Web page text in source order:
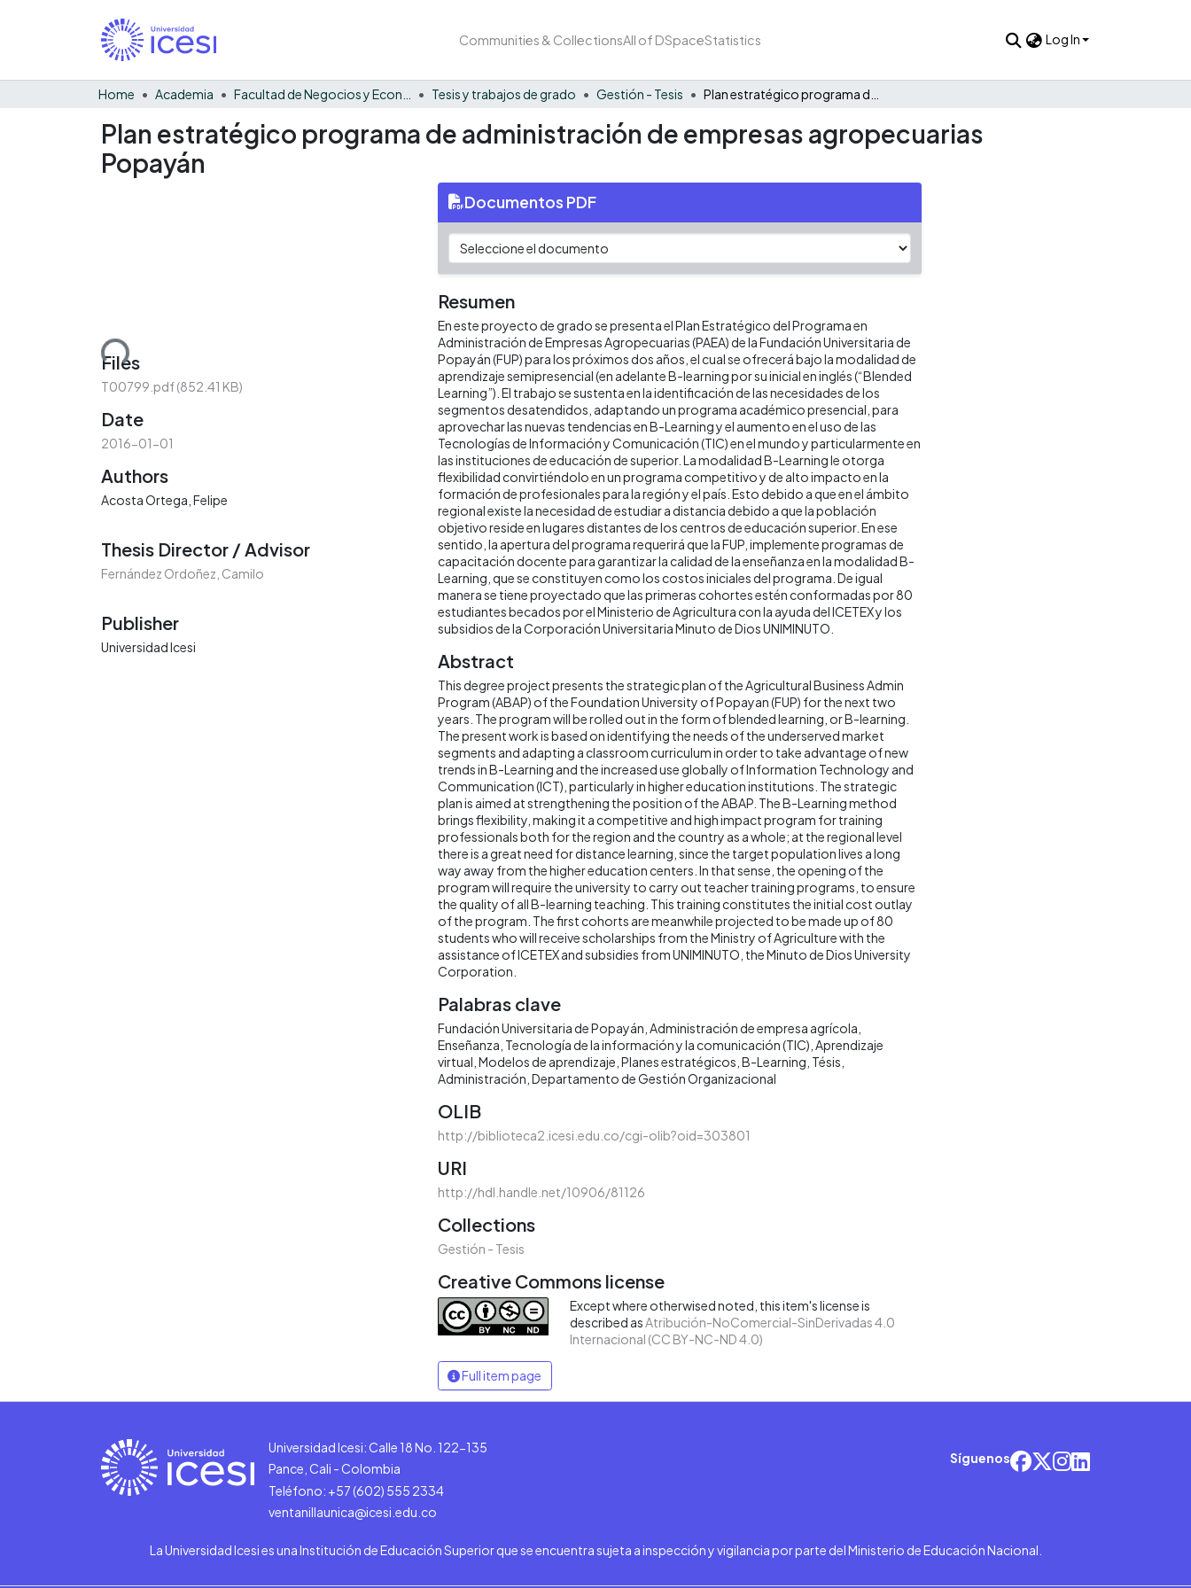
Communities & CollectionsAll of DSpaceStatistics Log In
Home Academia Tesis y trabajos de grado Gestión - Tesis
Plan estratégico programa de administración de empresas agropecuarias
Popayán
Loading...
Files
T00799.pdf(852.41 KB)
Date
2016-01-01
Authors
Acosta Ortega, Felipe
Thesis Director / Advisor
Fernández Ordoñez, Camilo
Publisher
Universidad Icesi
Documentos PDF
Resumen
En este proyecto de grado se presenta el Plan Estratégico del Programa en
Administración de Empresas Agropecuarias (PAEA) de la Fundación Universitaria de
Popayán (FUP) para los próximos dos años, el cual se ofrecerá bajo la modalidad de
aprendizaje semipresencial (en adelante B-learning por su inicial en inglés (“Blended
Learning”). El trabajo se sustenta en la identificación de las necesidades de los
segmentos desatendidos, adaptando un programa académico presencial, para
aprovechar las nuevas tendencias en B-Learning y el aumento en el uso de las
Tecnologías de Información y Comunicación (TIC) en el mundo y particularmente en
las instituciones de educación de superior. La modalidad B-Learning le otorga
flexibilidad convirtiéndolo en un programa competitivo y de alto impacto en la
formación de profesionales para la región y el país. Esto debido a que en el ámbito
regional existe la necesidad de estudiar a distancia debido a que la población
objetivo reside en lugares distantes de los centros de educación superior. En ese
sentido, la apertura del programa requerirá que la FUP, implemente programas de
capacitación docente para garantizar la calidad de la enseñanza en la modalidad B-
Learning, que se constituyen como los costos iniciales del programa. De igual
manera se tiene proyectado que las primeras cohortes estén conformadas por 80
estudiantes becados por el Ministerio de Agricultura con la ayuda del ICETEX y los
subsidios de la Corporación Universitaria Minuto de Dios UNIMINUTO.
Abstract
This degree project presents the strategic plan of the Agricultural Business Admin
Program (ABAP) of the Foundation University of Popayan (FUP) for the next two
years. The program will be rolled out in the form of blended learning, or B-learning.
The present work is based on identifying the needs of the underserved market
segments and adapting a classroom curriculum in order to take advantage of new
trends in B-Learning and the increased use globally of Information Technology and
Communication (ICT), particularly in higher education institutions. The strategic
plan is aimed at strengthening the position of the ABAP. The B-Learning method
brings flexibility, making it a competitive and high impact program for training
professionals both for the region and the country as a whole; at the regional level
there is a great need for distance learning, since the target population lives a long
way away from the higher education centers. In that sense, the opening of the
program will require the university to carry out teacher training programs, to ensure
the quality of all B-learning teaching. This training constitutes the initial cost outlay
of the program. The first cohorts are meanwhile projected to be made up of 80
students who will receive scholarships from the Ministry of Agriculture with the
assistance of ICETEX and subsidies from UNIMINUTO, the Minuto de Dios University
Corporation.
Palabras clave
Fundación Universitaria de Popayán Administración de empresa agrícola
Enseñanza Tecnología de la información y la comunicación (TIC) Aprendizaje
virtual Modelos de aprendizaje Planes estratégicos B-Learning Tésis
Administración Departamento de Gestión Organizacional
OLIB
http://biblioteca2.icesi.edu.co/cgi-olib?oid=303801
URI
http://hdl.handle.net/10906/81126
Collections
Gestión - Tesis
Creative Commons license
Except where otherwised noted, this item's license is
described as Atribución-NoComercial-SinDerivadas 4.0
Internacional (CC BY-NC-ND 4.0)
Full item page
Universidad Icesi: Calle 18 No. 122-135
Pance, Cali - Colombia
Teléfono: +57 (602) 555 2334
ventanillaunica@icesi.edu.co
Síguenos
La Universidad Icesi es una Institución de Educación Superior que se encuentra sujeta a inspección y vigilancia por parte del Ministerio de Educación Nacional.